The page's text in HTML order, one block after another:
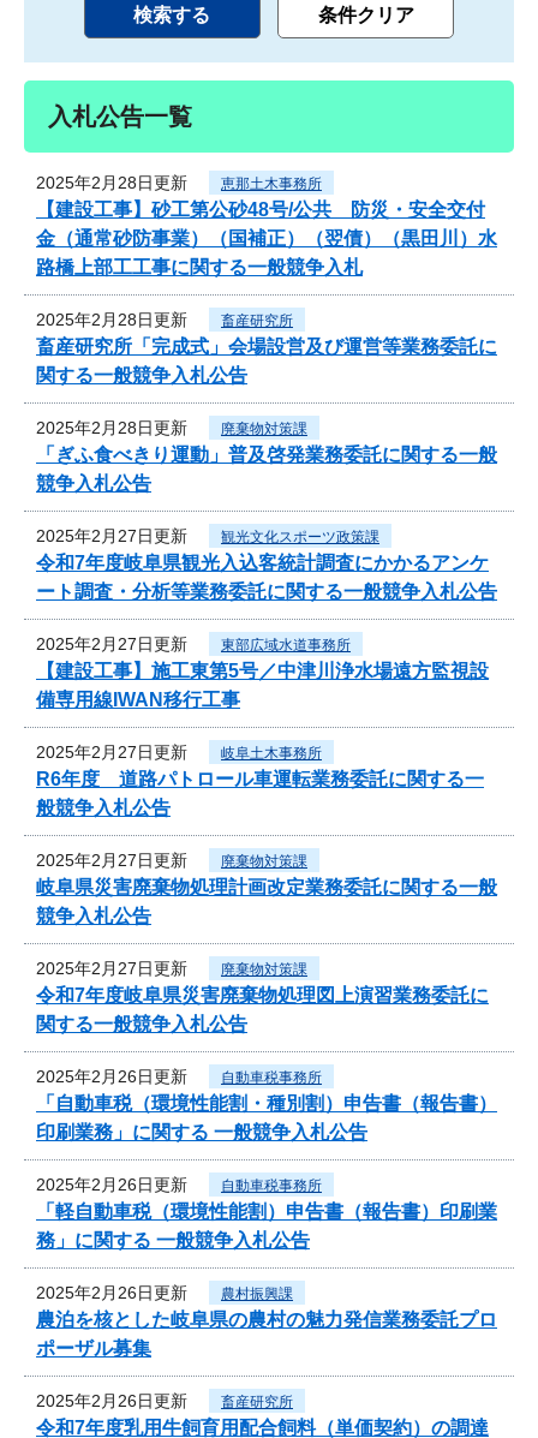
入札公告一覧
2025年2月28日更新 恵那土木事務所
【建設工事】砂工第公砂48号/公共 防災・安全交付
金（通常砂防事業）（国補正）（翌債）（黒田川）水
路橋上部工工事に関する一般競争入札
2025年2月28日更新 畜産研究所
畜産研究所「完成式」会場設営及び運営等業務委託に
関する一般競争入札公告
2025年2月28日更新 廃棄物対策課
「ぎふ食べきり運動」普及啓発業務委託に関する一般
競争入札公告
2025年2月27日更新 観光文化スポーツ政策課
令和7年度岐阜県観光入込客統計調査にかかるアンケ
ート調査・分析等業務委託に関する一般競争入札公告
2025年2月27日更新 東部広域水道事務所
【建設工事】施工東第5号／中津川浄水場遠方監視設
備専用線IWAN移行工事
2025年2月27日更新 岐阜土木事務所
R6年度 道路パトロール車運転業務委託に関する一
般競争入札公告
2025年2月27日更新 廃棄物対策課
岐阜県災害廃棄物処理計画改定業務委託に関する一般
競争入札公告
2025年2月27日更新 廃棄物対策課
令和7年度岐阜県災害廃棄物処理図上演習業務委託に
関する一般競争入札公告
2025年2月26日更新 自動車税事務所
「自動車税（環境性能割・種別割）申告書（報告書）
印刷業務」に関する 一般競争入札公告
2025年2月26日更新 自動車税事務所
「軽自動車税（環境性能割）申告書（報告書）印刷業
務」に関する 一般競争入札公告
2025年2月26日更新 農村振興課
農泊を核とした岐阜県の農村の魅力発信業務委託プロ
ポーザル募集
2025年2月26日更新 畜産研究所
令和7年度乳用牛飼育用配合飼料（単価契約）の調達